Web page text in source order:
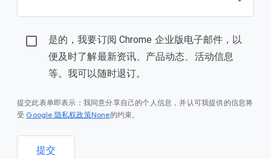
是的，我要订阅 Chrome 企业版电子邮件，以
便及时了解最新资讯、产品动态、活动信息
等。我可以随时退订。
提交此表单即表示：我同意分享自己的个人信息，并认可我提供的信息将
受 Google 隐私权政策None的约束。
提交